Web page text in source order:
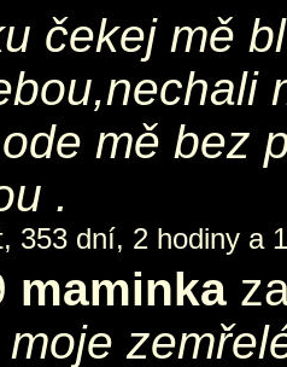
čekej mě
mě bez
.
353 dní, 2 hodiny a
maminka